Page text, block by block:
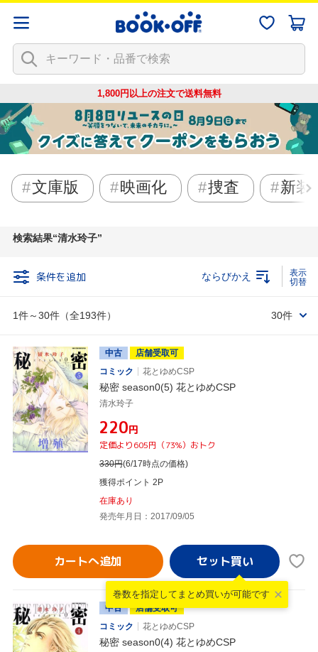
1,800円以上の注文で送料無料
文庫版 映画化 捜査 新装
検索結果 清水玲子
条件を追加
1件～30件（全193件）
ならびかえ
30件
中古
店舗受取可
コミック
花とゆめCSP
秘密 season0(5) 花とゆめCSP
清水玲子
¥220円
定価より605円（73%）おトク
330円(6/17時点の価格)
獲得ポイント 2P
在庫あり
発売年月日：2017/09/05
カートへ追加
巻数を指定して まとめ買いが可能です
中古
店舗受取可
コミック
花とゆめCSP
秘密 season0(4) 花とゆめCSP